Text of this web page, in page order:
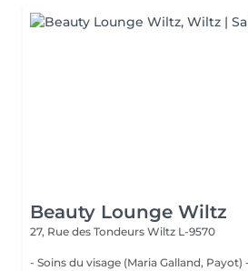
Beauty Lounge Wiltz
27, Rue des Tondeurs Wiltz L-9570
- Soins du visage (Maria Galland, Payot)